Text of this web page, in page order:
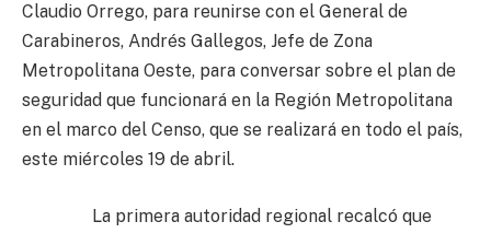
Claudio Orrego, para reunirse con el General de
Carabineros, Andrés Gallegos, Jefe de Zona
Metropolitana Oeste, para conversar sobre el plan de
seguridad que funcionará en la Región Metropolitana
en el marco del Censo, que se realizará en todo el país,
este miércoles 19 de abril.
La primera autoridad regional recalcó que